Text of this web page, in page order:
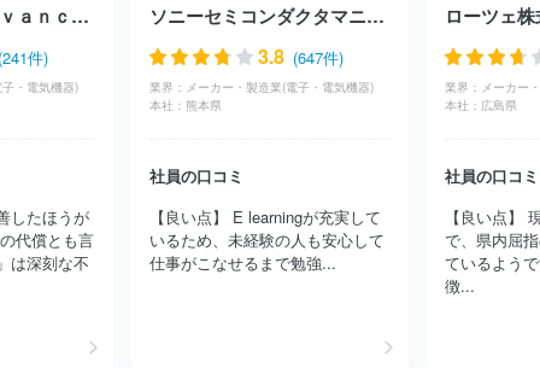
株式会社ピーアップ
ヒロセ電機株式会社
帝国通信工業株式会
社
株式会社日立製作所 太陽誘電株式会社
日本シイエムケイ株
式会社
新電元工業株式会社
社
ＮＥＣプラットフォームズ株式会社
日本アビオニクス株式会
日本電波工業株式会社
株式会社日本デジタル研究所
スタンレー電気株式会社
キヤノン株式会社
岩崎通信機株式会
社
株式会社小糸製作所 日本無線株式会社
能美防災株式会社
トヨタバッテリー株式会社
株式会社ＭＴＧ
住友電装株式会社
Ｊａｐａｎ Ａｄｖａｎｃｅｄ Ｓｅｍｉｃｏｎｄｕｃｔｏｒ Ｍａｎｕｆａｃｔｕｒｉｎｇ株式会社
件)
・電気機器)
したほうが
代償とも言
は深刻な不
ソニーセミコンダクタマニュファクチャリング株式会社
3.8 (647件)
業界： メーカー・製造業(電子・電気機器)
本社： 熊本県
社員の口コミ
【良い点】 E learningが充実して
いるため、未経験の人も安心して
仕事がこなせるまで勉強...
ローツェ
業界： メーカー
本社： 広島県
社員の口コミ
【良い点】
で、県内屈
ているよう
徴...